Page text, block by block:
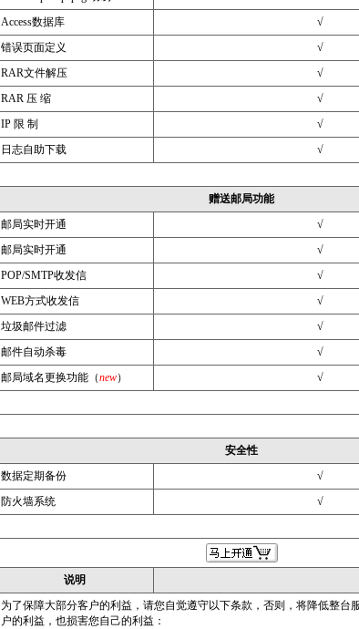
Access数据库
√
错误页面定义
√
RAR文件解压
√
RAR 压 缩
√
IP 限 制
√
日志自助下载
√
赠送邮局功能
邮局实时开通
√
邮局实时开通
√
POP/SMTP收发信
√
WEB方式收发信
√
垃圾邮件过滤
√
邮件自动杀毒
√
邮局域名更换功能（new） √
安全性
数据定期备份
√
防火墙系统
√
说明
为了保障大部分客户的利益，请您自觉遵守以下条款，否则，将降低整台
户的利益，也损害您自己的利益：